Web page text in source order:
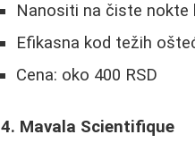
Nanositi na čiste nokte
Efikasna kod težih
Cena: oko 400 RSD
4. Mavala Scientifique